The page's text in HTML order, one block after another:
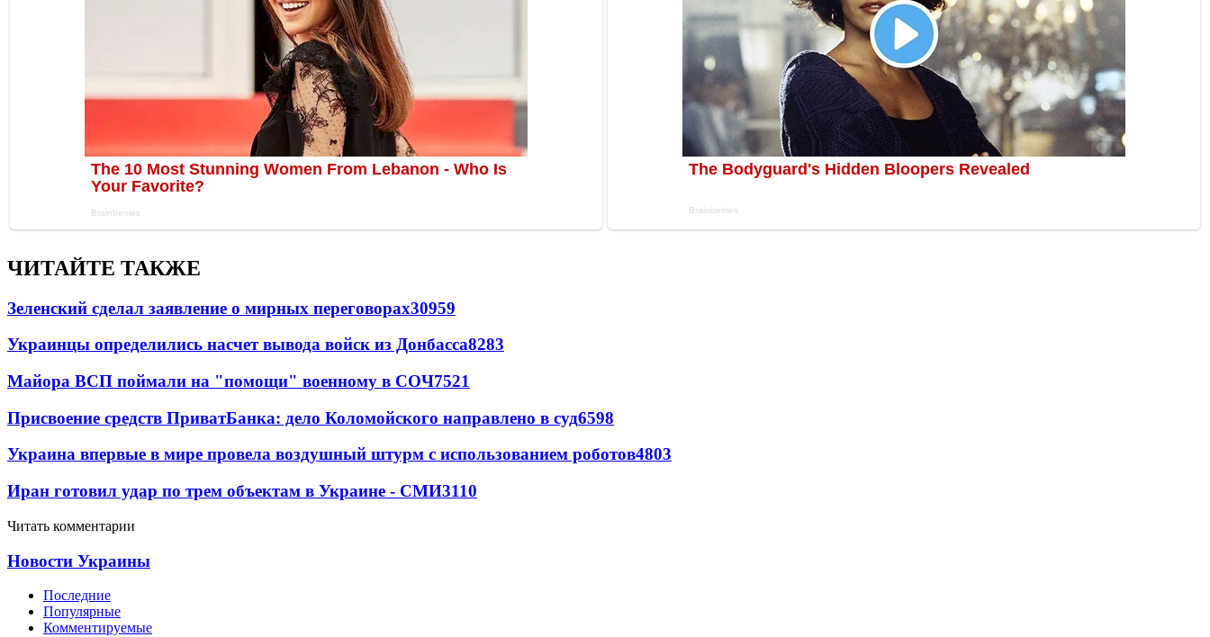
ЧИТАЙТЕ ТАКЖЕ
Зеленский сделал заявление о мирных переговорах30959
Украинцы определились насчет вывода войск из Донбасса8283
Майора ВСП поймали на "помощи" военному в СОЧ7521
Присвоение средств ПриватБанка: дело Коломойского направлено в суд6598
Украина впервые в мире провела воздушный штурм с использованием роботов4803
Иран готовил удар по трем объектам в Украине - СМИ3110
Читать комментарии
Новости Украины
Последние
Популярные
Комментируемые